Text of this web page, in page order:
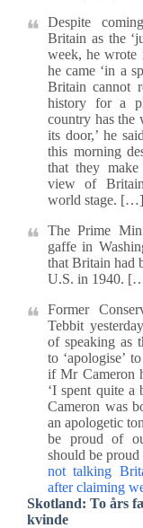
Despite
Britain as the
week, he wrote
he came ‘in a
Britain cannot
history for a
country has the
its door,’ he
this morning
that they
view of
world stage. […]
The Prime
gaffe in
that Britain had
U.S. in 1940.
Former
Tebbit
of speaking as
to ‘apologise’
if Mr Cameron
‘I spent quite
Cameron was
an apologetic
be proud of
should be
not talking
after claiming
Skotland: To års
kvinde